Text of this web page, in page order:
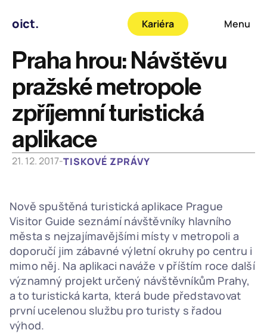
Praha hrou: Návštěvu
pražské metropole
zpříjemní turistická
aplikace
21. 12. 2017-TISKOVÉ ZPRÁVY
Nově spuštěná turistická aplikace Prague
Visitor Guide seznámí návštěvníky hlavního
města s nejzajímavějšími místy v metropoli a
doporučí jim zábavné výletní okruhy po centru i
mimo něj. Na aplikaci naváže v příštím roce další
významný projekt určený návštěvníkům Prahy,
a to turistická karta, která bude představovat
první ucelenou službu pro turisty s řadou
výhod.
Kariéra Menu
oict.